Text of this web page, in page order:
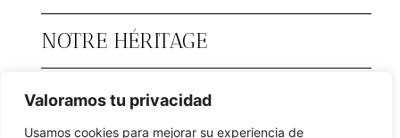
Valoramos tu privacidad
Usamos cookies para mejorar su experiencia de
NOTRE HÉRITAGE
DEALERS